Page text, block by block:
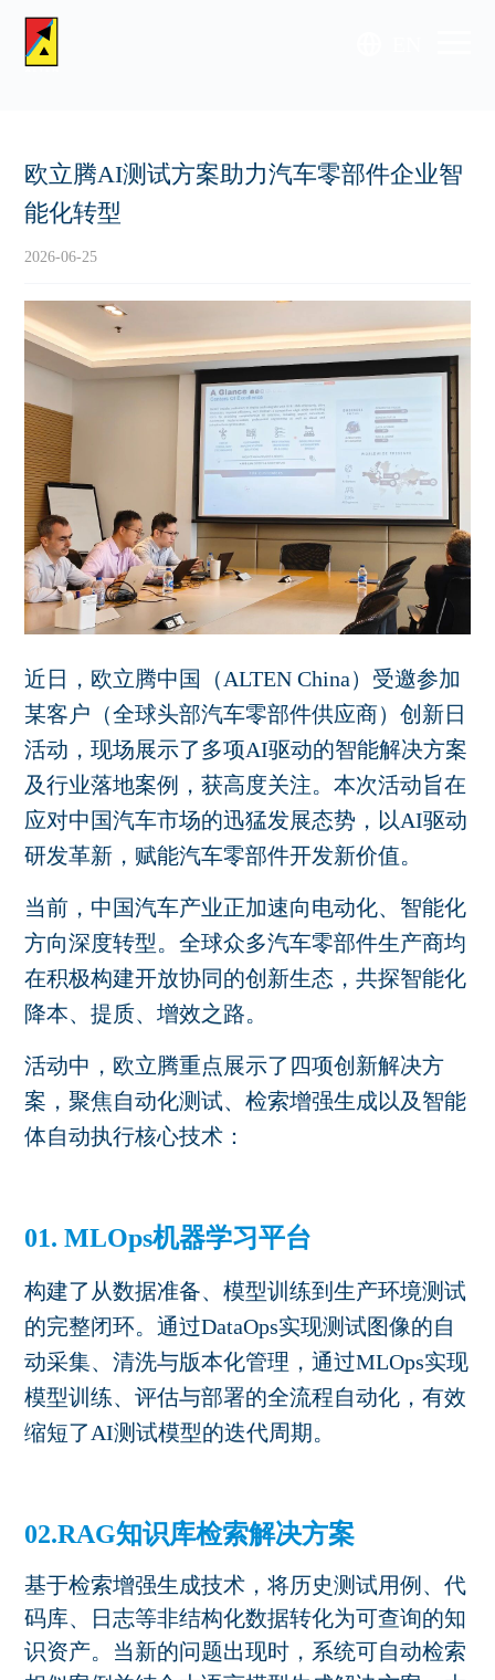
欧立腾AI测试方案助力汽车零部件企业智
能化转型
2026-06-25
近日，欧立腾中国（ ALTEN China）受邀参加
某客户（全球头部汽车零部件供应商）创新日
活动，现场展示了多项AI驱动的智能解决方案
及行业落地案例，获高度关注。本次活动旨在
应对中国汽车市场的迅猛发展态势，以AI驱动
研发革新，赋能汽车零部件开发新价值。
当前，中国汽车产业正加速向电动化、智能化
方向深度转型。全球众多汽车零部件生产商均
在积极构建开放协同的创新生态，共探智能化
降本、提质、增效之路。
活动中，欧立腾重点展示了四项创新解决方
案，聚焦自动化测试、检索增强生成以及智能
体自动执行核心技术：
01. MLOps机器学习平台
构建了从数据准备、模型训练到生产环境测试
的完整闭环。通过DataOps实现测试图像的自
动采集、清洗与版本化管理，通过MLOps实现
模型训练、评估与部署的全流程自动化，有效
缩短了 AI测试模型的迭代周期。
02.RAG知识库检索解决方案
基于检索增强生成技术，将历史测试用例、代
码库、日志等非结构化数据转化为可查询的知
识资产。当新的问题出现时，系统可自动检索